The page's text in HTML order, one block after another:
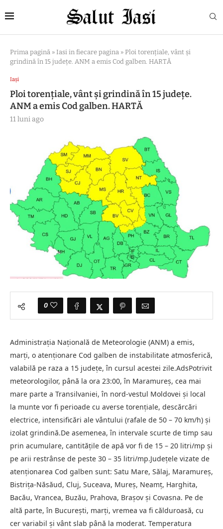
Prima pagină » Iasi in fiecare pagina » Ploi torențiale, vânt și
grindină în 15 județe. ANM a emis Cod galben. HARTĂ
Iași
Ploi torențiale, vânt și grindină în 15 județe.
ANM a emis Cod galben. HARTĂ
11 luni ago
0
Administraţia Naţională de Meteorologie (ANM) a emis,
marţi, o atenţionare Cod galben de instabilitate atmosferică,
valabilă pe raza a 15 judeţe, în cursul acestei zile.AdsPotrivit
meteorologilor, până la ora 23:00, în Maramureş, cea mai
mare parte a Transilvaniei, în nord-vestul Moldovei şi local
la munte vor fi perioade cu averse torenţiale, descărcări
electrice, intensificări ale vântului (rafale de 50 – 70 km/h) şi
izolat grindină.De asemenea, în intervale scurte de timp sau
prin acumulare, cantităţile de apă vor fi de 15 – 20 litri/mp şi
pe arii restrânse de peste 30 – 35 litri/mp.Judeţele vizate de
atenţionarea Cod galben sunt: Satu Mare, Sălaj, Maramureş,
Bistriţa-Năsăud, Cluj, Suceava, Mureş, Neamţ, Harghita,
Bacău, Vrancea, Buzău, Prahova, Braşov şi Covasna. Pe de
altă parte, în Bucureşti, marţi, vremea va fi călduroasă, cu
cer variabil şi vânt slab până la moderat. Temperatura